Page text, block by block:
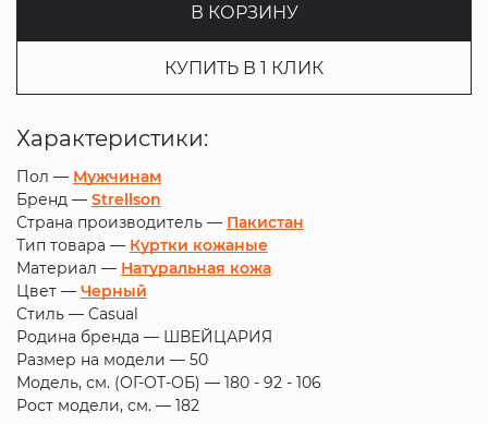
В КОРЗИНУ
КУПИТЬ В 1 КЛИК
Характеристики:
Пол — Мужчинам
Бренд — Strellson
Страна производитель — Пакистан
Тип товара — Куртки кожаные
Материал — Натуральная кожа
Цвет — Черный
Стиль — Casual
Родина бренда — ШВЕЙЦАРИЯ
Размер на модели — 50
Модель, см. (ОГ-ОТ-ОБ) — 180 - 92 - 106
Рост модели, см. — 182